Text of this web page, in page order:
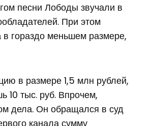
песни Лободы звучали в
При этом
гораздо меньшем размере,
в размере 1,5 млн рублей,
10 тыс. руб. Впрочем,
дела. Он обращался в суд
канала сумму